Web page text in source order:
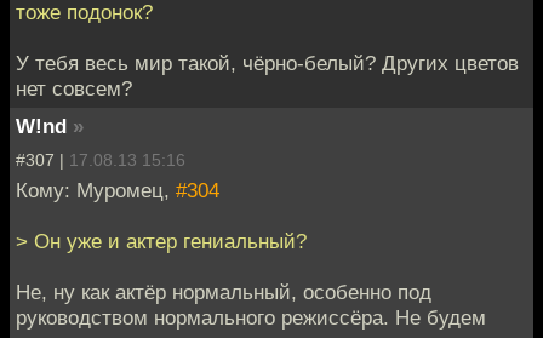
тоже подонок?
У тебя весь мир такой, чёрно-белый? Других цветов
нет совсем?
W!nd »
#307 | 17.08.13 15:16
Кому: Муромец, #304
> Он уже и актер гениальный?
Не, ну как актёр нормальный, особенно под
руководством нормального режиссёра. Не будем